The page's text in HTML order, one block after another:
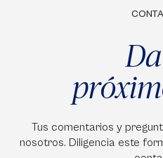
Tus comentarios y
nosotros. Diligencia este